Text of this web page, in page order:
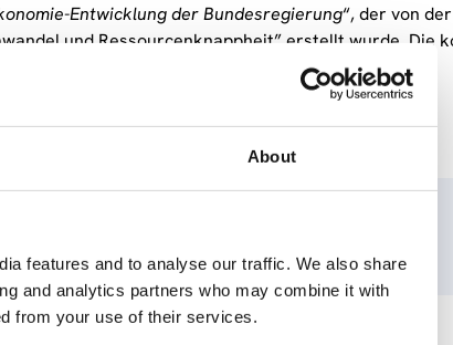
About
features and to analyse our traffic. We also share
and analytics partners who may combine it with
from your use of their services.
Entwicklung der Bundesregierung“, der von
und Ressourcenknappheit” erstellt wurde. Die
den Technologie-Gesprächen in Alpbach diskutiert.